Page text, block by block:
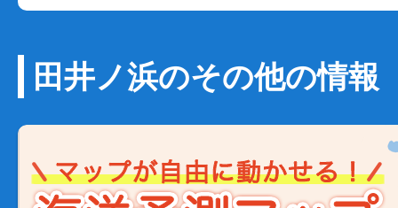
田井ノ浜のその他の情報